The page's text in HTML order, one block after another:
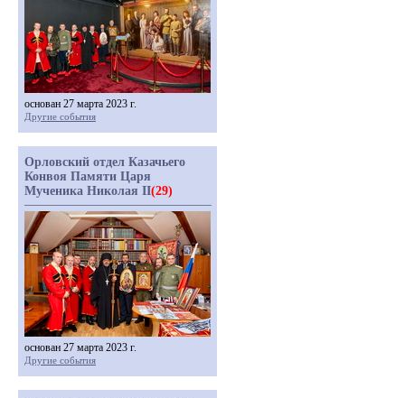
основан 27 марта 2023 г.
Другие события
Орловский отдел Казачьего
Конвоя Памяти Царя
Мученика Николая II(29)
основан 27 марта 2023 г.
Другие события